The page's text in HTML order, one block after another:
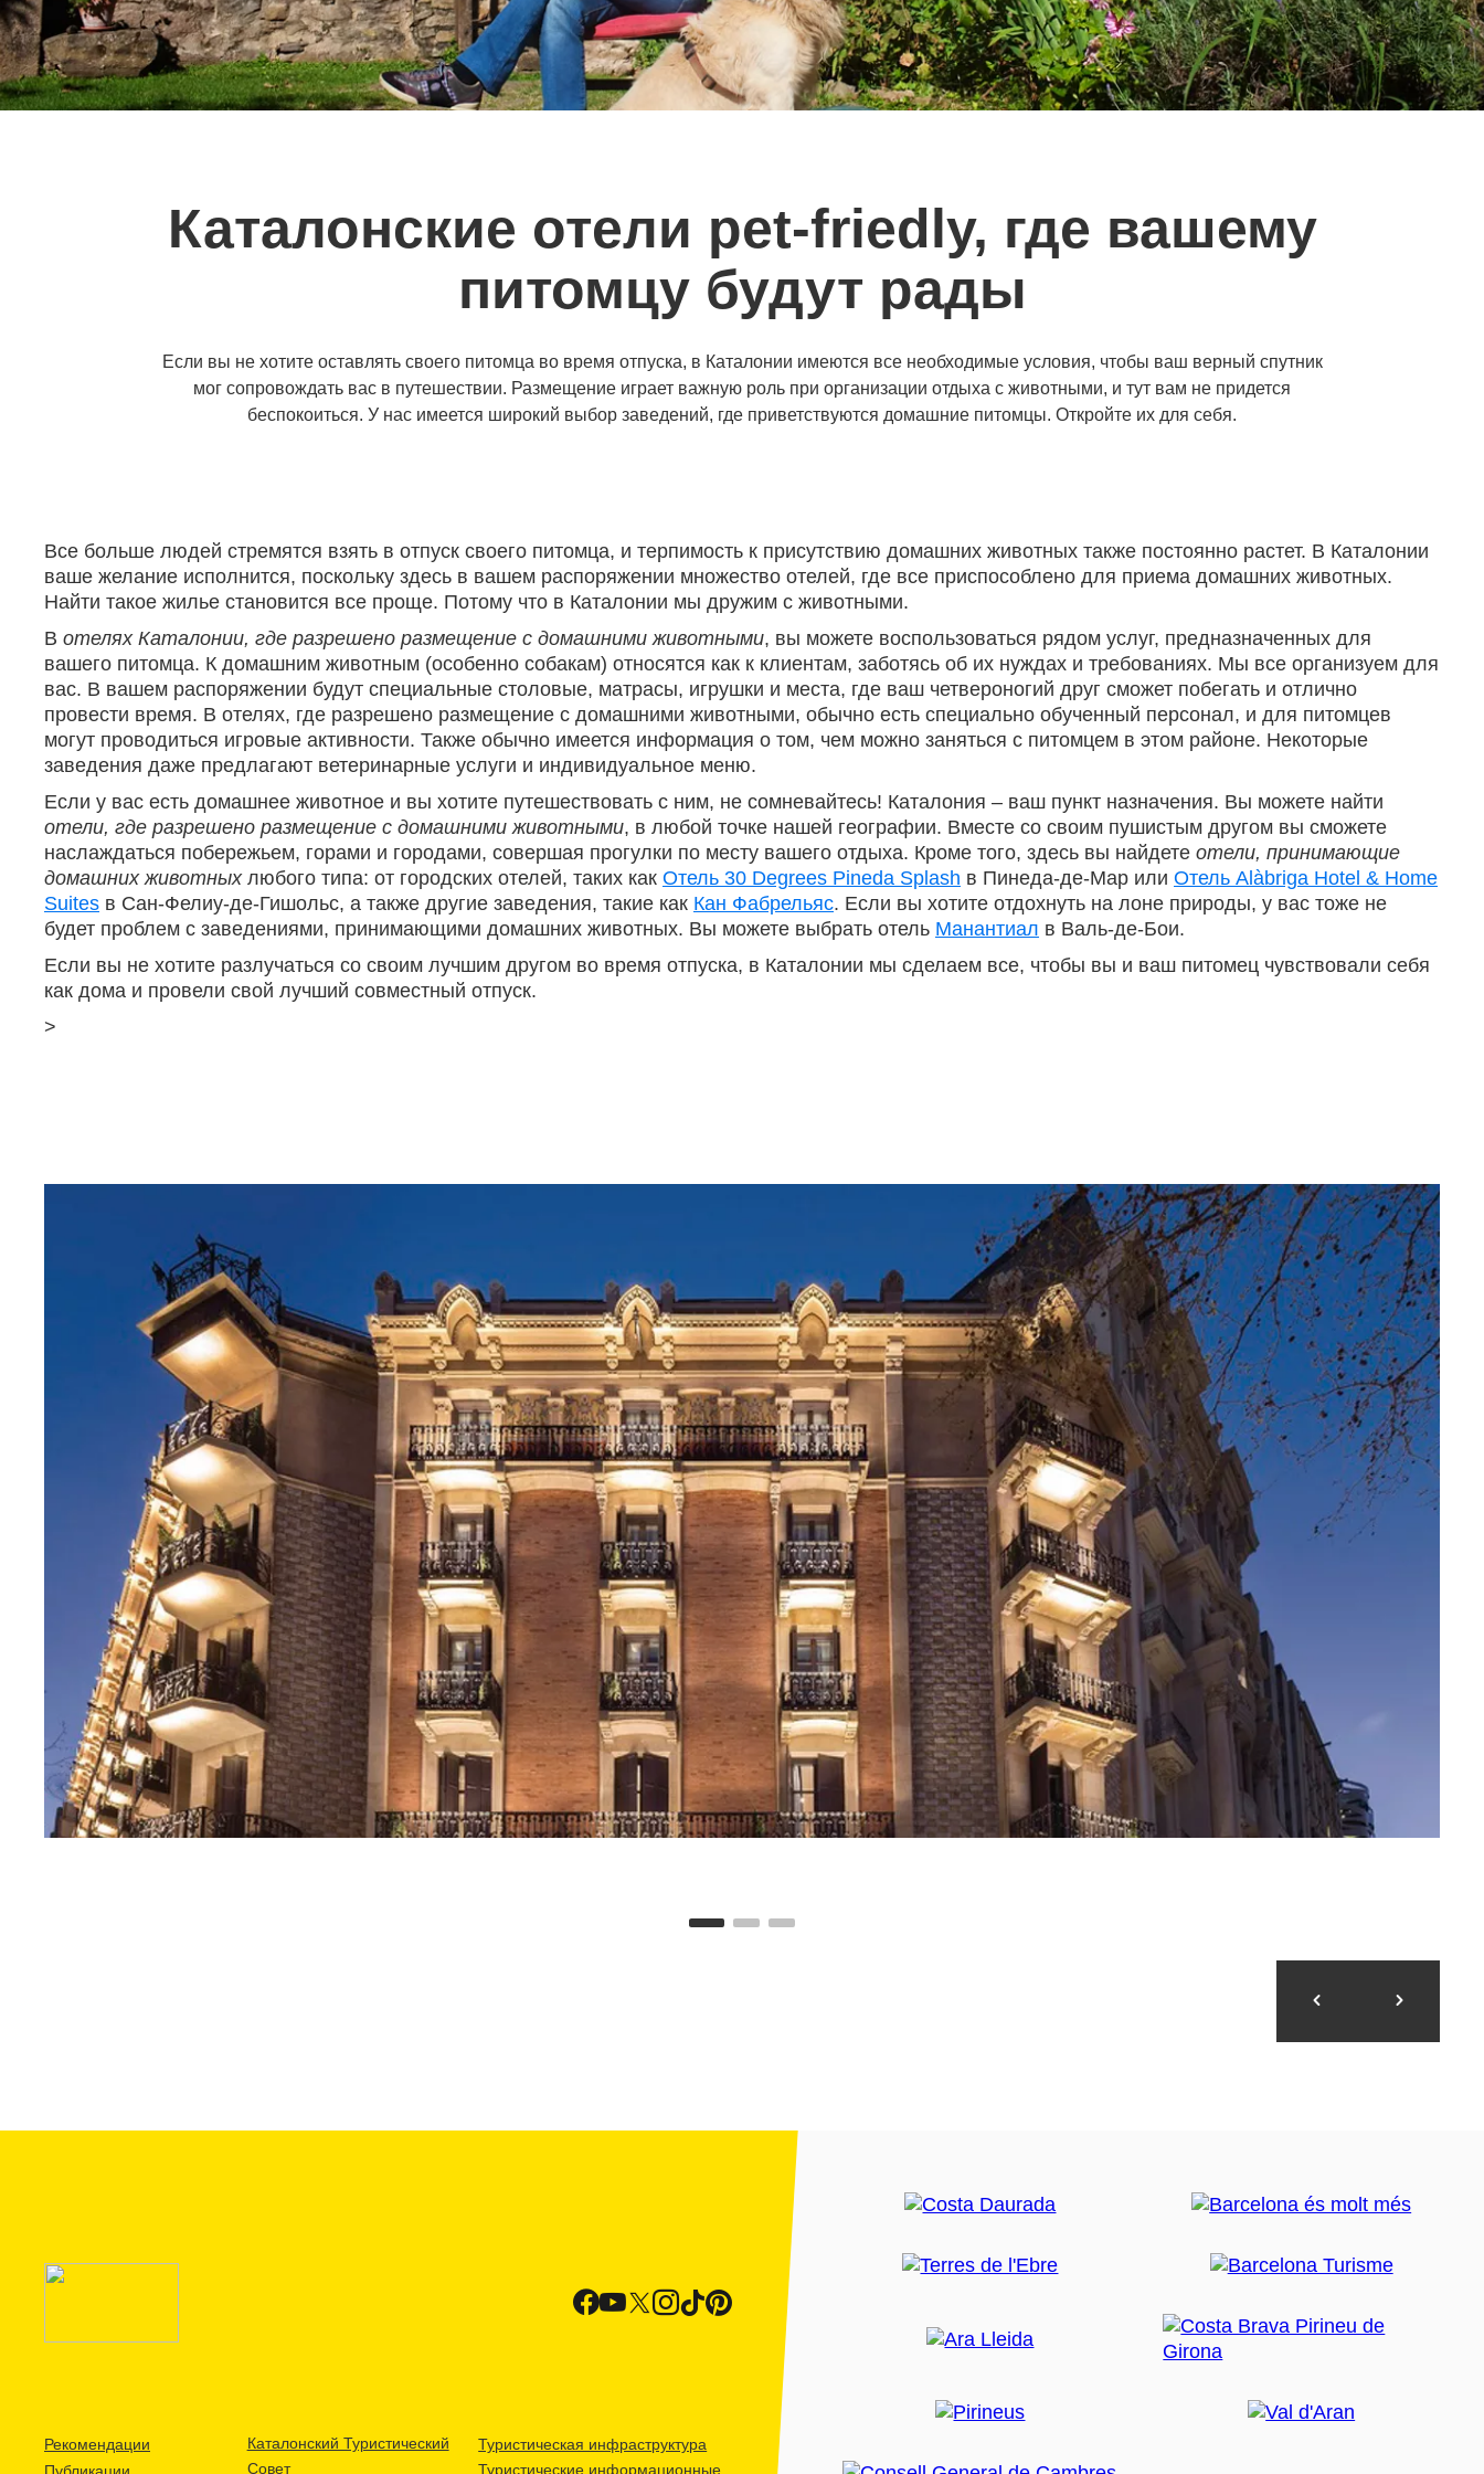
Каталонские отели pet-friedly, где вашему
питомцу будут рады
Если вы не хотите оставлять своего питомца во время отпуска, в Каталонии имеются все необходимые условия, чтобы ваш верный спутник
мог сопровождать вас в путешествии. Размещение играет важную роль при организации отдыха с животными, и тут вам не придется
беспокоиться. У нас имеется широкий выбор заведений, где приветствуются домашние питомцы. Откройте их для себя.
Все больше людей стремятся взять в отпуск своего питомца, и терпимость к присутствию домашних животных также постоянно растет. В Каталонии
ваше желание исполнится, поскольку здесь в вашем распоряжении множество отелей, где все приспособлено для приема домашних животных.
Найти такое жилье становится все проще. Потому что в Каталонии мы дружим с животными.
В отелях Каталонии, где разрешено размещение с домашними животными, вы можете воспользоваться рядом услуг, предназначенных для
вашего питомца. К домашним животным (особенно собакам) относятся как к клиентам, заботясь об их нуждах и требованиях. Мы все организуем для
вас. В вашем распоряжении будут специальные столовые, матрасы, игрушки и места, где ваш четвероногий друг сможет побегать и отлично
провести время. В отелях, где разрешено размещение с домашними животными, обычно есть специально обученный персонал, и для питомцев
могут проводиться игровые активности. Также обычно имеется информация о том, чем можно заняться с питомцем в этом районе. Некоторые
заведения даже предлагают ветеринарные услуги и индивидуальное меню.
Если у вас есть домашнее животное и вы хотите путешествовать с ним, не сомневайтесь! Каталония – ваш пункт назначения. Вы можете найти
отели, где разрешено размещение с домашними животными, в любой точке нашей географии. Вместе со своим пушистым другом вы сможете
наслаждаться побережьем, горами и городами, совершая прогулки по месту вашего отдыха. Кроме того, здесь вы найдете отели, принимающие
домашних животныхлюбого типа: от городских отелей, таких как Отель 30 Degrees Pineda Splash в Пинеда-де-Мар или Отель Alàbriga Hotel & Home
Suites в Сан-Фелиу-де-Гишольс, а также другие заведения, такие как Кан Фабрельяс. Если вы хотите отдохнуть на лоне природы, у вас тоже не
будет проблем с заведениями, принимающими домашних животных. Вы можете выбрать отель Манантиал в Валь-де-Бои.
Если вы не хотите разлучаться со своим лучшим другом во время отпуска, в Каталонии мы сделаем все, чтобы вы и ваш питомец чувствовали себя
как дома и провели свой лучший совместный отпуск.
>
Рекомендации
Каталонский Туристический
Совет
Туристическая инфраструктура
Туристические информационные